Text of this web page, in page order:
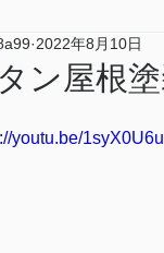
ン屋根
2022年8月10日
youtu.be/